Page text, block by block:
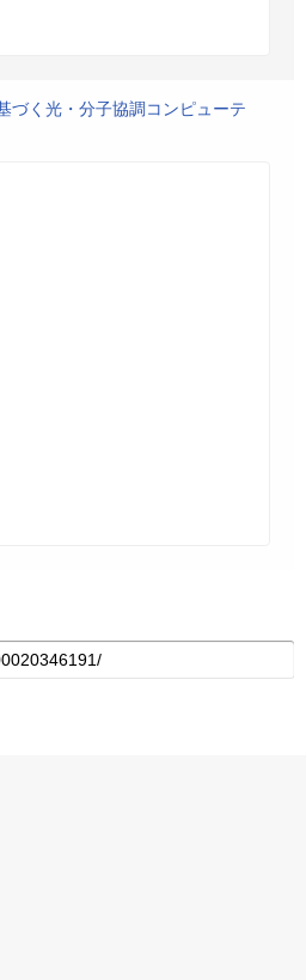
づく光・分子協調コンピューテ